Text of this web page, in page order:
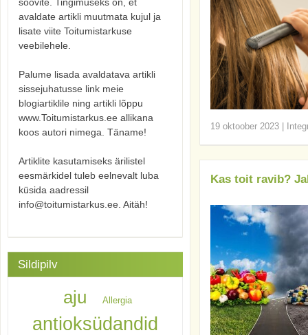
19 oktoober 2023
Kas toit ravib?
avaldate artikli muutmata kujul ja
lisate viite Toitumistarkuse
veebilehele.
Palume lisada avaldatava artikli
sissejuhatusse link meie
blogiartiklile ning artikli lõppu
www.Toitumistarkus.ee allikana
koos autori nimega. Täname!
Artiklite kasutamiseks ärilistel
eesmärkidel tuleb eelnevalt luba
küsida aadressil
info@toitumistarkus.ee. Aitäh!
Sildipilv
aju Allergia
antioksüdandid